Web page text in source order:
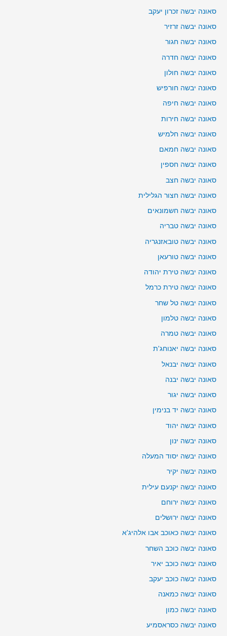
סאונה יבשה זכרון יעקב
סאונה יבשה זרזיר
סאונה יבשה חגור
סאונה יבשה חדרה
סאונה יבשה חולון
סאונה יבשה חורפיש
סאונה יבשה חיפה
סאונה יבשה חירות
סאונה יבשה חלמיש
סאונה יבשה חמאם
סאונה יבשה חספין
סאונה יבשה חצב
סאונה יבשה חצור הגלילית
סאונה יבשה חשמונאים
סאונה יבשה טבריה
סאונה יבשה טובאזנגריה
סאונה יבשה טורעאן
סאונה יבשה טירת יהודה
סאונה יבשה טירת כרמל
סאונה יבשה טל שחר
סאונה יבשה טלמון
סאונה יבשה טמרה
סאונה יבשה יאנוחג'ת
סאונה יבשה יבנאל
סאונה יבשה יבנה
סאונה יבשה יגור
סאונה יבשה יד בנימין
סאונה יבשה יהוד
סאונה יבשה ינון
סאונה יבשה יסוד המעלה
סאונה יבשה יקיר
סאונה יבשה יקנעם עילית
סאונה יבשה ירוחם
סאונה יבשה ירושלים
סאונה יבשה כאוכב אבו אלהיג'א
סאונה יבשה כוכב השחר
סאונה יבשה כוכב יאיר
סאונה יבשה כוכב יעקב
סאונה יבשה כמאנה
סאונה יבשה כמון
סאונה יבשה כסראסמיע